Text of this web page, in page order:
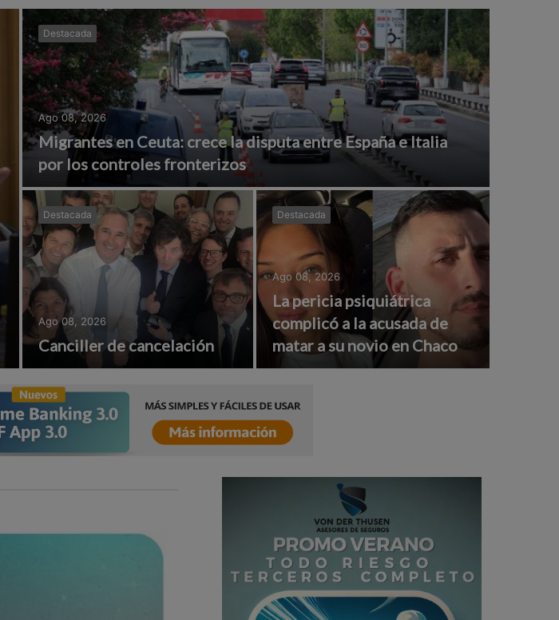
Destacada
Ago 08, 2026
Migrantes en Ceuta: crece la disputa entre España e Italia
por los controles fronterizos
Destacada
Ago 08, 2026
Canciller de cancelación
Destacada
Ago 08, 2026
La pericia psiquiátrica
complicó a la acusada de
matar a su novio en Chaco